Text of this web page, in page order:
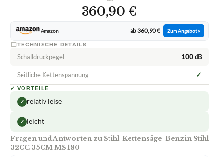
360,90 €
Amazon ab 360,90 € Zum Angebot »
TECHNISCHE DETAILS
Schalldruckpegel 100 dB
Seitliche Kettenspannung ✓
✓ VORTEILE
✓ relativ leise
✓ leicht
Fragen und Antworten zu Stihl-Kettensäge-Benzin Stihl
32CC 35CM MS 180